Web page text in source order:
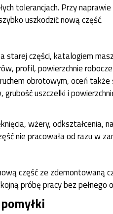
tolerancjach. Przy
uszkodzić nową część.
starej części, katalogiem
profil, powierzchnie
obrotowym, oceń
uszczelki i
wżery, odkształcenia,
nie pracowała od razu w
część ze zdemontowaną
próbę pracy bez